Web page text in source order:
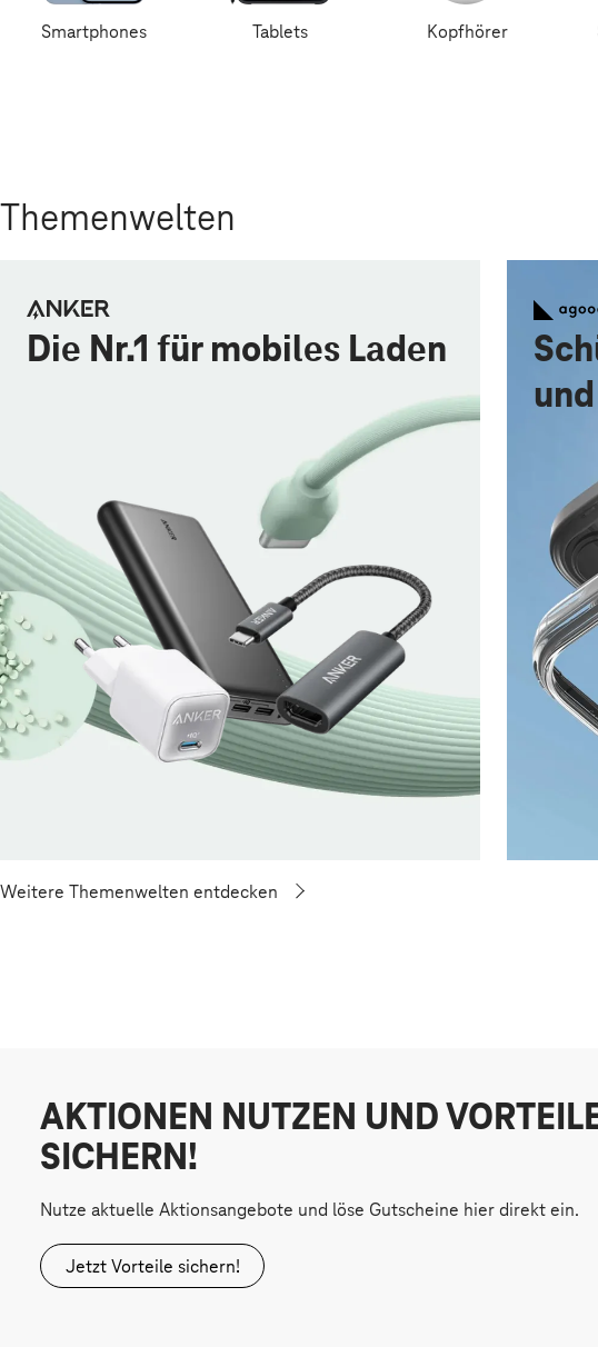
Smartphones Tablets Kopfhörer
Themenwelten
Die Nr.1 für mobiles Laden
Weitere Themenwelten entdecken
AKTIONEN NUTZEN UND
SICHERN!
Nutze aktuelle Aktionsangebote und löse Gutscheine hier direkt ein.
Jetzt Vorteile sichern!